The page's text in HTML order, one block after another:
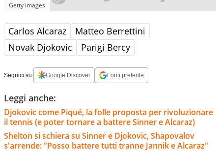
Getty images
Carlos Alcaraz
Matteo Berrettini
Novak Djokovic
Parigi Bercy
Seguici su: Google Discover Fonti preferite
Leggi anche:
Djokovic come Piqué, la folle proposta per rivoluzionare
il tennis (e poter tornare a battere Sinner e Alcaraz)
Shelton si schiera su Sinner e Djokovic, Shapovalov
s'arrende: "Posso battere tutti tranne Jannik e Alcaraz"